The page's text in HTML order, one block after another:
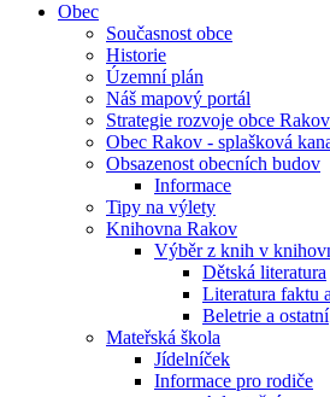
Obec
Současnost obce
Historie
Územní plán
Náš mapový portál
Strategie rozvoje obce
Obec Rakov - splašková
Obsazenost obecních budov
Informace
Tipy na výlety
Knihovna Rakov
Výběr z knih v
Dětská literatura
Literatura faktu
Beletrie a ostatní
Mateřská škola
Jídelníček
Informace pro rodiče